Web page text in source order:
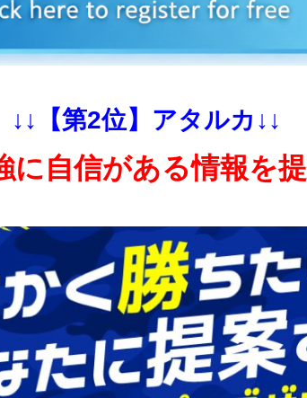
↓↓【第2位】アタルカ↓↓
に自信がある情報を提